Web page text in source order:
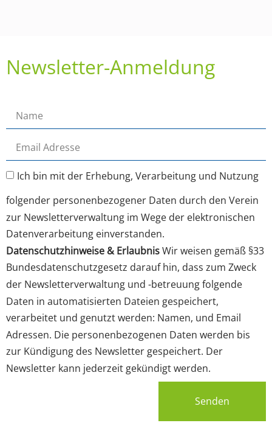
Newsletter-Anmeldung
Ich bin mit der Erhebung, Verarbeitung und Nutzung
folgender personenbezogener Daten durch den Verein
zur Newsletterverwaltung im Wege der elektronischen
Datenverarbeitung einverstanden.
Datenschutzhinweise & ErlaubnisWir weisen gemäß §33
Bundesdatenschutzgesetz darauf hin, dass zum Zweck
der Newsletterverwaltung und -betreuung folgende
Daten in automatisierten Dateien gespeichert,
verarbeitet und genutzt werden: Namen, und Email
Adressen. Die personenbezogenen Daten werden bis
zur Kündigung des Newsletter gespeichert. Der
Newsletter kann jederzeit gekündigt werden.
Senden